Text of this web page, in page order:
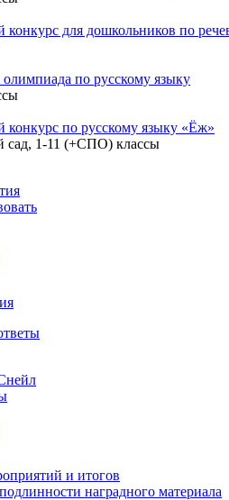
для дошкольников по
по русскому языку
по русскому языку «Ёж»
сад, 1-11 (+СПО) классы
и итогов
наградного материала